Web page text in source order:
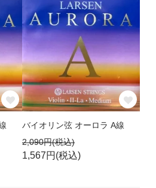
バイオリン弦 オーロラ A線
2,090円(税込)
1,567円(税込)